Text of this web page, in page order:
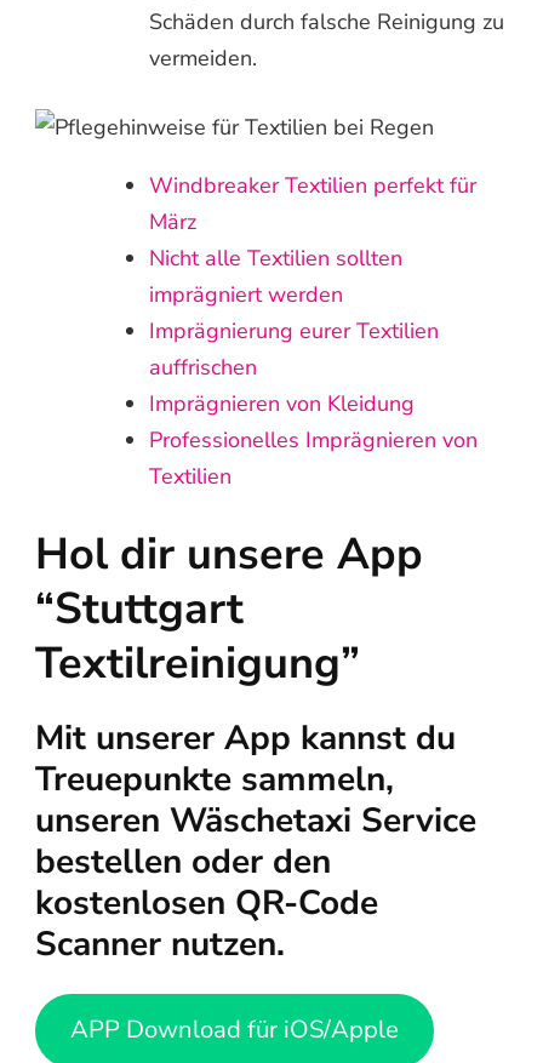
Schäden durch falsche Reinigung zu
vermeiden.
Windbreaker Textilien perfekt für
März
Nicht alle Textilien sollten
imprägniert werden
Imprägnierung eurer Textilien
auffrischen
Imprägnieren von Kleidung
Professionelles Imprägnieren von
Textilien
Hol dir unsere App
“Stuttgart
Textilreinigung”
Mit unserer App kannst du
Treuepunkte sammeln,
unseren Wäschetaxi Service
bestellen oder den
kostenlosen QR-Code
Scanner nutzen.
APP Download für iOS/Apple